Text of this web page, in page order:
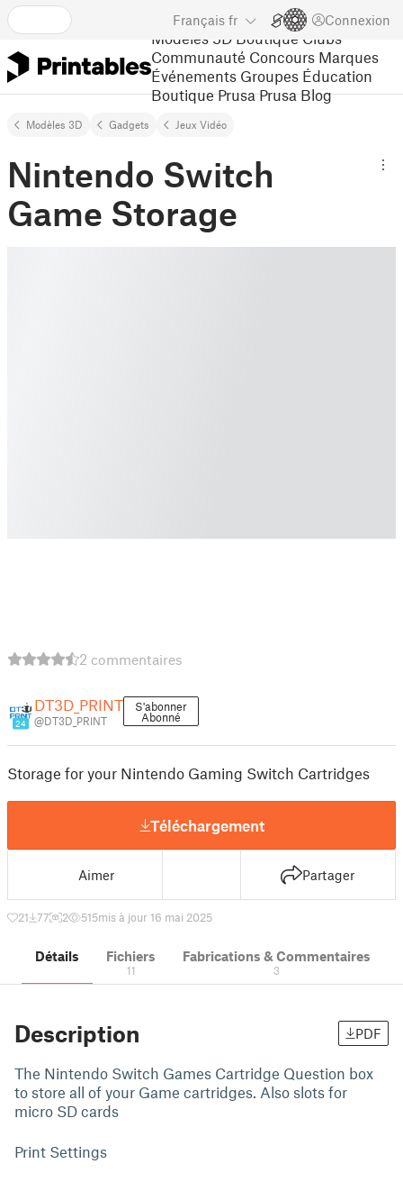
Français fr Connexion
Modèles 3D Boutique Clubs
Communauté Concours Marques
Événements Groupes Éducation
Boutique Prusa Prusa Blog
Modèles 3D Gadgets Jeux Vidéo
Nintendo Switch
Game Storage
2 commentaires
24
DT3D_PRINT
@DT3D_PRINT
S'abonner
Abonné
Storage for your Nintendo Gaming Switch Cartridges
Téléchargement
Aimer Partager
21 77 2 515mis à jour 16 mai 2025
Détails Fichiers
11
Fabrications & Commentaires
3
Description PDF
The Nintendo Switch Games Cartridge Question box
to store all of your Game cartridges. Also slots for
micro SD cards
Print Settings